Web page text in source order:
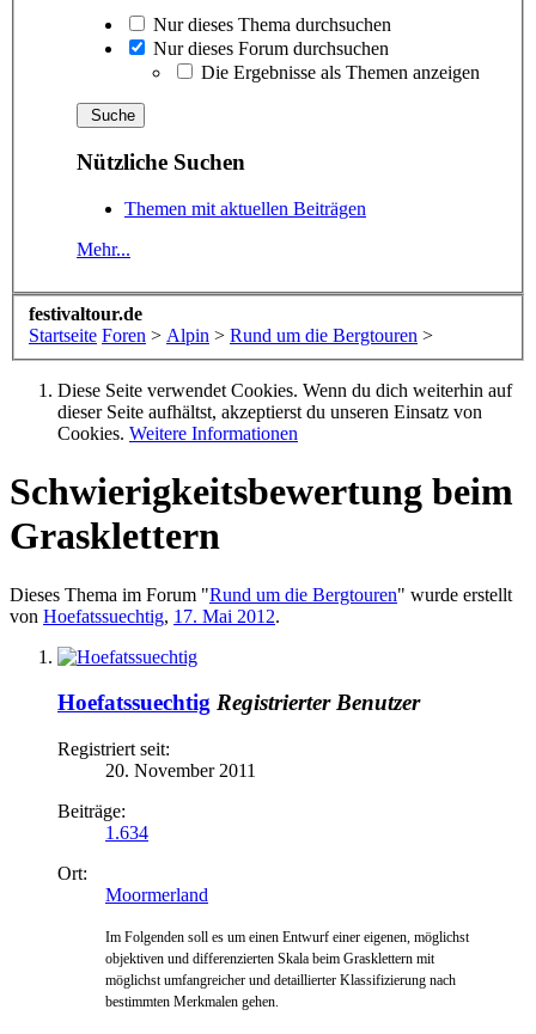
Nur dieses Thema durchsuchen
Nur dieses Forum durchsuchen
Die Ergebnisse als Themen anzeigen
Nützliche Suchen
Themen mit aktuellen Beiträgen
Mehr...
festivaltour.de
Startseite Foren > Alpin > Rund um die Bergtouren >
Diese Seite verwendet Cookies. Wenn du dich weiterhin auf
dieser Seite aufhältst, akzeptierst du unseren Einsatz von
Cookies. Weitere Informationen
Schwierigkeitsbewertung beim
Grasklettern
Dieses Thema im Forum "Rund um die Bergtouren" wurde erstellt
von Hoefatssuechtig, 17. Mai 2012.
Hoefatssuechtig Registrierter Benutzer
Registriert seit:
20. November 2011
Beiträge:
1.634
Ort:
Moormerland
Im Folgenden soll es um einen Entwurf einer eigenen, möglichst
objektiven und differenzierten Skala beim Grasklettern mit
möglichst umfangreicher und detaillierter Klassifizierung nach
bestimmten Merkmalen gehen.